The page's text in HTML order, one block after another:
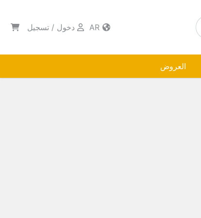
دخول / تسجيل
العروض